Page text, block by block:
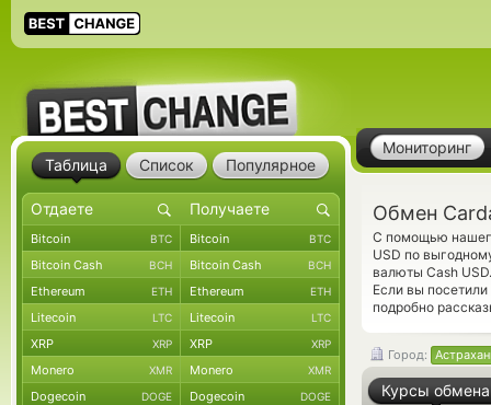
Мониторинг
Обмен
С помощью
USD по
валюты Cash
Если вы
подробно
Город:
Курсы обмена
Таблица Список Популярное
Bitcoin BTC Bitcoin BTC
Bitcoin Cash BCH Bitcoin Cash BCH
Ethereum ETH Ethereum ETH
Litecoin LTC Litecoin LTC
XRP XRP XRP XRP
Monero XMR Monero XMR
Dogecoin DOGE Dogecoin DOGE